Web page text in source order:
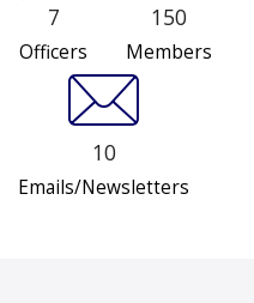
7
Officers
150
Members
10
Emails/Newsletters